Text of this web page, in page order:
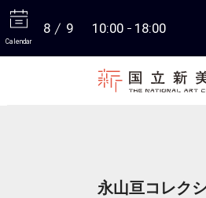
Calendar
8 9 10:00 18:00
永山亘コレク